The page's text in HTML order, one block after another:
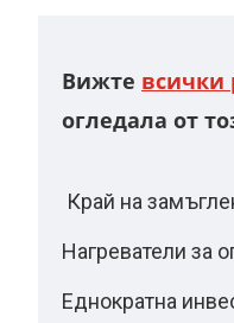
Вижте всички
огледала от
Край на
Нагреватели за
Еднократна